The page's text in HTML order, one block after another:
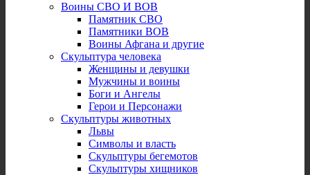
Воины СВО И ВОВ
Памятник СВО
Памятники ВОВ
Воины Афгана и другие
Скульптура человека
Женщины и девушки
Мужчины и воины
Боги и Ангелы
Герои и Персонажи
Скульптуры животных
Львы
Символы и власть
Скульптуры бегемотов
Скульптуры хищников